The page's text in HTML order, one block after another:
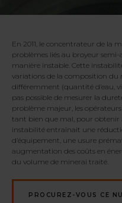
En 2011, le concentrateur de la
problèmes liés au broyeur
manière instable. Cette
variations de la composition
différemment (quantité d’eau,
pas possible de mesurer la
problème majeur, les
tant bien que mal, pour obtenir
instabilité entraînait une
d’équipement, une usure
augmentation des coûts en
du volume de minerai traité.
PROCUREZ-VOUS CE